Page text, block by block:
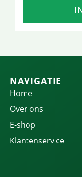
NAVIGATIE
Home
Over ons
E-shop
Klantenservice